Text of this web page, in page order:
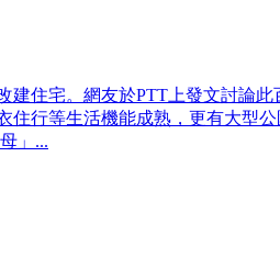
住宅。網友於PTT上發文討論
行等生活機能成熟，更有大型
」...